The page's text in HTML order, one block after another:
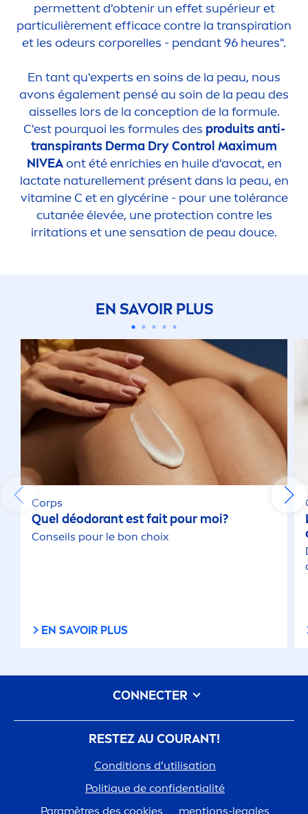
permettent d'obtenir un effet supérieur et
particulièrement efficace contre la transpiration
et les odeurs corporelles - pendant 96 heures".
En tant qu'experts en soins de la peau, nous
avons également pensé au soin de la peau des
aisselles lors de la conception de la formule.
C'est pourquoi les formules des produits anti-
transpirants Derma Dry Control Maximum
NIVEAont été enrichies en huile d'avocat, en
lactate naturellement présent dans la peau, en
vitamine C et en glycérine - pour une tolérance
cutanée élevée, une protection contre les
irritations et unesensation de peau douce.
EN SAVOIR PLUS
Corps
Quel déodorant est fait pour moi?
Conseils pour le bon choix
EN SAVOIR PLUS
RESTEZ AU COURANT!
Conditions d’utilisation
Politique de confidentialité
Paramètres des cookies
mentions-legales
CONNECTER